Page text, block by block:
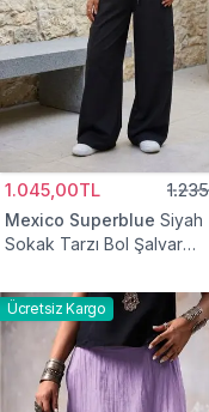
1.045,00TL
Mexico Superblue Siyah
Sokak Tarzı Bol Şalvar
Ücretsiz Kargo